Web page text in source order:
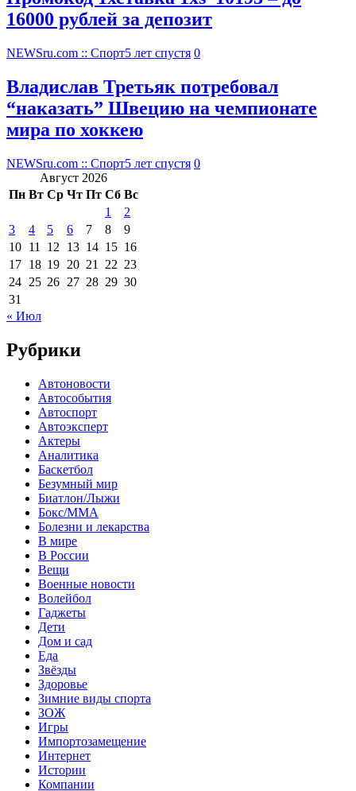
16000 рублей за депозит
NEWSru.com :: Спорт5 лет спустя 0
Владислав Третьяк потребовал
“наказать” Швецию на чемпионате
мира по хоккею
NEWSru.com :: Спорт5 лет спустя 0
Август 2026
Пн Вт Ср Чт Пт Сб Вс
1
2
3
4 5 6 7 8
9
10 11 12 13 14 15 16
17 18 19 20 21 22 23
24 25 26 27 28 29 30
31
« Июл
Рубрики
Автоновости
Автособытия
Автоспорт
Автоэксперт
Актеры
Аналитика
Баскетбол
Безумный мир
Биатлон/Лыжи
Бокс/MMA
Болезни и лекарства
В мире
В России
Вещи
Военные новости
Волейбол
Гаджеты
Дети
Дом и сад
Еда
Звёзды
Здоровье
Зимние виды спорта
ЗОЖ
Игры
Импортозамещение
Интернет
Истории
Компании